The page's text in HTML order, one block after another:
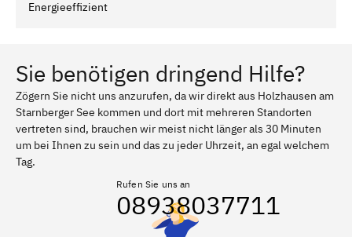
Energieeffizient
Sie benötigen dringend Hilfe?
Zögern Sie nicht uns anzurufen, da wir direkt aus Holzhausen am
Starnberger See kommen und dort mit mehreren Standorten
vertreten sind, brauchen wir meist nicht länger als 30 Minuten
um bei Ihnen zu sein und das zu jeder Uhrzeit, an egal welchem
Tag.
Rufen Sie uns an
08938037711